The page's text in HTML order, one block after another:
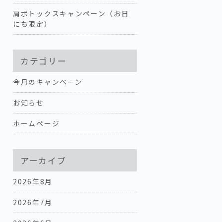
肩ボトックスキャンペーン（お日
にち限定）
カテゴリー
今月のキャンペーン
お知らせ
ホームページ
アーカイブ
2026年8月
2026年7月